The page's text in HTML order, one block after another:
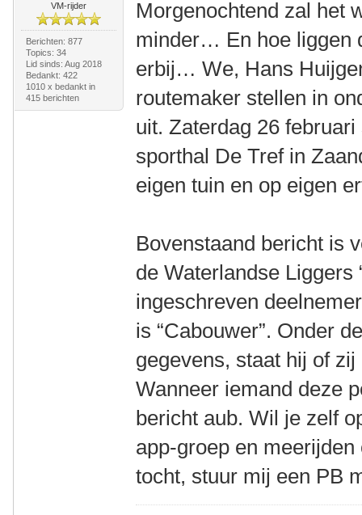
VM-rijder
Berichten: 877
Topics: 34
Lid sinds: Aug 2018
Bedankt: 422
1010 x bedankt in
415 berichten
Morgenochtend zal het
minder… En hoe liggen
erbij… We, Hans
routemaker stellen in
uit. Zaterdag 26
sporthal De Tref in
eigen tuin en op eigen
Bovenstaand bericht is
de Waterlandse Liggers
ingeschreven
is “Cabouwer”. Onder
gegevens, staat hij of
Wanneer iemand deze
bericht aub. Wil je zelf
app-groep en
tocht, stuur mij een PB